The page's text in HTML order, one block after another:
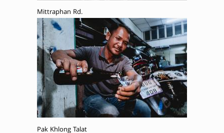
Mittraphan Rd.
Pak Khlong Talat